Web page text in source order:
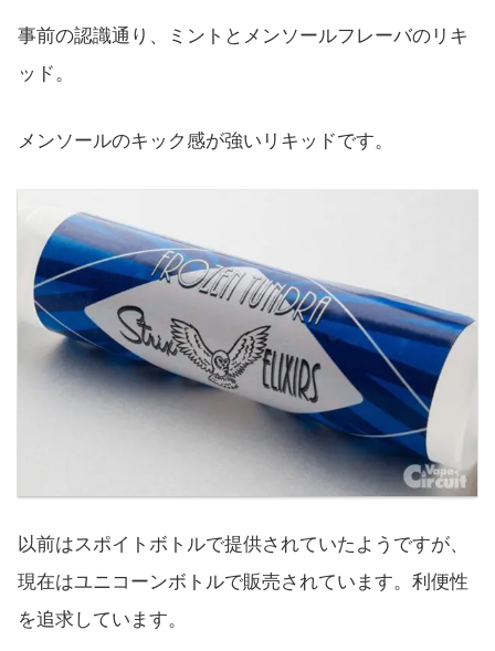
事前の認識通り、ミントとメンソールフレーバのリキ
ッド。
メンソールのキック感が強いリキッドです。
以前はスポイトボトルで提供されていたようですが、
現在はユニコーンボトルで販売されています。利便性
を追求しています。